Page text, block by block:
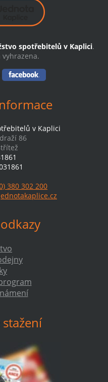
spotřebitelů v Kaplici.
vyhrazena.
v Kaplici
86
380 302 200
stažení